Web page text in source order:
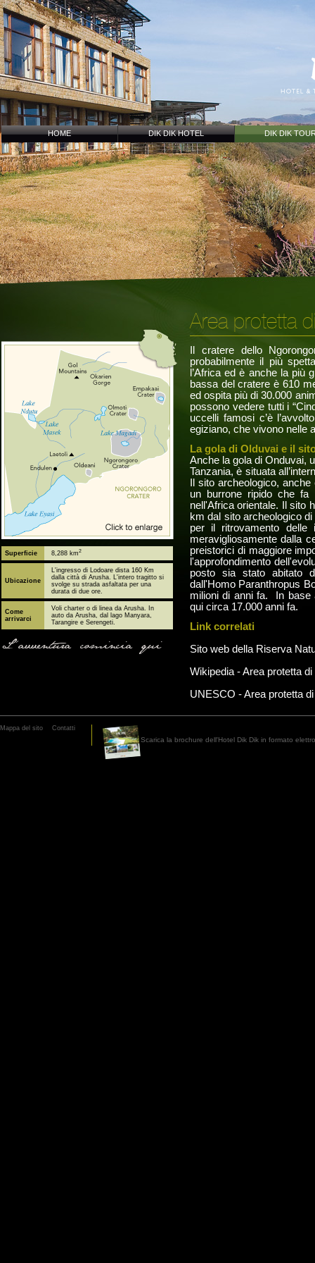
HOME DIK DIK HOTEL DIK DIK
Superficie 8,288 km2
Ubicazione
L'ingresso di Lodoare dista 160 Km
dalla città di Arusha. L'intero tragitto si
svolge su strada asfaltata per una
durata di due ore.
Come
arrivarci
Voli charter o di linea da Arusha. In
auto da Arusha, dal lago Manyara,
Tarangire e Serengeti.
L'avventura comincia qui
Area protetta
Il cratere dello
probabilmente il più
l’Africa ed è anche la più
bassa del cratere è 610
ed ospita più di 30.000
possono vedere tutti i
uccelli famosi c’è
egiziano, che vivono nelle
La gola di Olduvai e il
Anche la gola di Onduvai,
Tanzania, è situata
Il sito archeologico,
un burrone ripido che
nell'Africa orientale. Il sito
km dal sito archeologico
per il ritrovamento delle
meravigliosamente dalla
preistorici di maggiore
l'approfondimento
posto sia stato abitato
dall'Homo Paranthropus
milioni di anni fa. In base
qui circa 17.000 anni fa.
Link correlati
Sito web della Riserva
Wikipedia - Area protetta
UNESCO - Area protetta
Mappa del sito Contatti
Scarica la brochure dell'Hotel Dik Dik in formato